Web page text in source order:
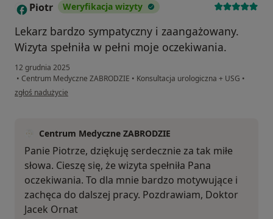
P Piotr Weryfikacja wizyty
Lekarz bardzo sympatyczny i zaangażowany.
Wizyta spełniła w pełni moje oczekiwania.
12 grudnia 2025
• Centrum Medyczne ZABRODZIE • Konsultacja urologiczna + USG •
w opinii użytkownika Piotr
zgłoś nadużycie
Centrum Medyczne ZABRODZIE
Panie Piotrze, dziękuję serdecznie za tak miłe
słowa. Cieszę się, że wizyta spełniła Pana
oczekiwania. To dla mnie bardzo motywujące i
zachęca do dalszej pracy. Pozdrawiam, Doktor
Jacek Ornat